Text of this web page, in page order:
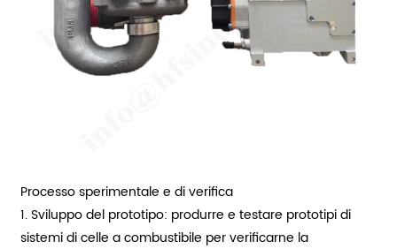
Processo sperimentale e di verifica
1. Sviluppo del prototipo: produrre e testare prototipi di
sistemi di celle a combustibile per verificarne la